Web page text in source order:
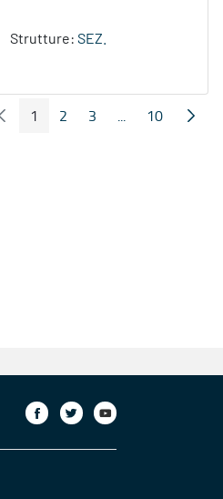
Strutture: SEZ.
Precedente
Pagina
1 Pagina
2 Pagina
3 ...
PaginePagina
10